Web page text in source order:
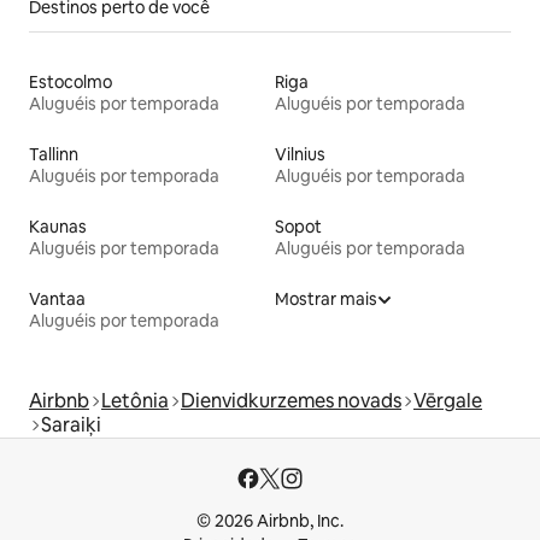
Destinos perto de você
Estocolmo
Aluguéis por temporada
Riga
Aluguéis por temporada
Tallinn
Aluguéis por temporada
Vilnius
Aluguéis por temporada
Kaunas
Aluguéis por temporada
Sopot
Aluguéis por temporada
Vantaa
Aluguéis por temporada
Mostrar mais
Airbnb Letônia Dienvidkurzemes novads Vērgale
Saraiķi
© 2026 Airbnb, Inc.